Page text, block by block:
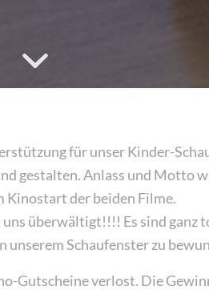
für unser Kinder-
gestalten. Anlass und Motto
Kinostart der beiden Filme.
überwältigt!!!! Es sind
unserem Schaufenster zu
Gutscheine verlost. Die